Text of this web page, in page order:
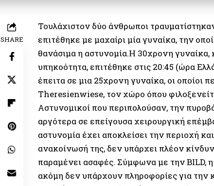
SHARE
Τουλάχιστον δύο άνθρωποι
επιτέθηκε με μαχαίρι μία γυναίκα, την
θανάσιμα η αστυνομία.Η 30χρονη
υπηκοότητα, επιτέθηκε στις 20:45 (ώρα
έπειτα σε μια 25χρονη γυναίκα, οι
Theresienwiese, τον χώρο όπου
Αστυνομικοί που περιπολούσαν, την
αργότερα σε επείγουσα χειρουργική
αστυνομία έχει αποκλείσει την περιοχή
ανακοίνωσή της, δεν υπάρχει πλέον
παραμένει ασαφές. Σύμφωνα με την BILD,
ακόμη δεν υπάρχουν πληροφορίες για την